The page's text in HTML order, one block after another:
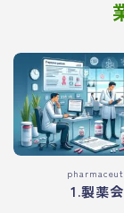
1.製薬